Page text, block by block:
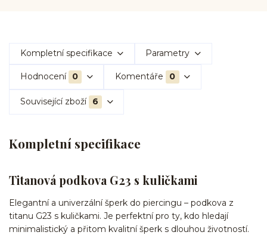
Kompletní specifikace Parametry
Hodnocení 0 Komentáře 0
Související zboží 6
Kompletní specifikace
Titanová podkova G23 s kuličkami
Elegantní a univerzální šperk do piercingu – podkova z
titanu G23 s kuličkami. Je perfektní pro ty, kdo hledají
minimalistický a přitom kvalitní šperk s dlouhou životností.